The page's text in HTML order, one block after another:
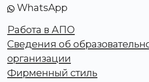
WhatsApp
Работа в АПО
Сведения об
организации
Фирменный стиль